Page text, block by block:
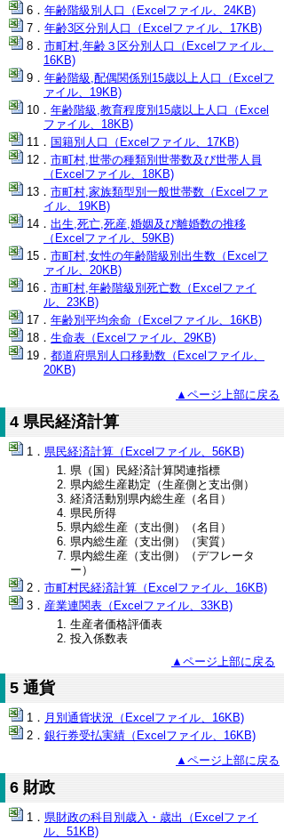
年齢階級別人口（Excelファイル、24KB)
年齢3区分別人口（Excelファイル、17KB)
市町村,年齢３区分別人口（Excelファイル、
16KB)
年齢階級,配偶関係別15歳以上人口（Excelフ
ァイル、19KB)
年齢階級,教育程度別15歳以上人口（Excel
ファイル、18KB)
国籍別人口（Excelファイル、17KB)
市町村,世帯の種類別世帯数及び世帯人員
（Excelファイル、18KB)
市町村,家族類型別一般世帯数（Excelファ
イル、19KB)
出生,死亡,死産,婚姻及び離婚数の推移
（Excelファイル、59KB)
市町村,女性の年齢階級別出生数（Excelフ
ァイル、20KB)
市町村,年齢階級別死亡数（Excelファイ
ル、23KB)
年齢別平均余命（Excelファイル、16KB)
生命表（Excelファイル、29KB)
都道府県別人口移動数（Excelファイル、
20KB)
▲ページ上部に戻る
4 県民経済計算
県民経済計算（Excelファイル、56KB)
県（国）民経済計算関連指標
県内総生産勘定（生産側と支出側）
経済活動別県内総生産（名目）
県民所得
県内総生産（支出側）（名目）
県内総生産（支出側）（実質）
県内総生産（支出側）（デフレータ
ー）
市町村民経済計算（Excelファイル、16KB)
産業連関表（Excelファイル、33KB)
生産者価格評価表
投入係数表
▲ページ上部に戻る
5 通貨
月別通貨状況（Excelファイル、16KB)
銀行券受払実績（Excelファイル、16KB)
▲ページ上部に戻る
6 財政
県財政の科目別歳入・歳出（Excelファイ
ル、51KB)